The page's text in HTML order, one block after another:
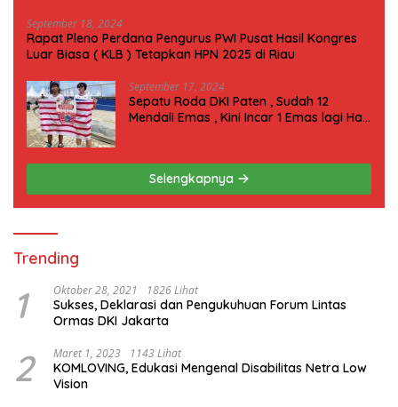
September 18, 2024
Rapat Pleno Perdana Pengurus PWI Pusat Hasil Kongres
Luar Biasa ( KLB ) Tetapkan HPN 2025 di Riau
September 17, 2024
Sepatu Roda DKI Paten , Sudah 12
Mendali Emas , Kini Incar 1 Emas lagi Hari
Selengkapnya
Trending
1 Oktober 28, 2021 1826 Lihat
Sukses, Deklarasi dan Pengukuhuan Forum Lintas
Ormas DKI Jakarta
2 Maret 1, 2023 1143 Lihat
KOMLOVING, Edukasi Mengenal Disabilitas Netra Low
Vision